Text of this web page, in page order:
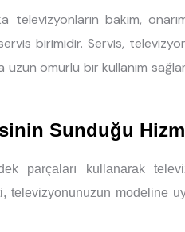
televizyonların bakım,
birimidir. Servis,
uzun ömürlü bir kullanım
Sunduğu
parçaları kullanarak
televizyonunuzun modeline